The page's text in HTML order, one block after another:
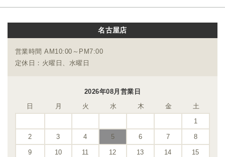
名古屋店
営業時間 AM10:00～PM7:00
定休日：火曜日、水曜日
2026年08月営業日
日
月 火 水 木 金
土
1
2 3 4 5 6 7 8
9 10 11 12 13 14 15